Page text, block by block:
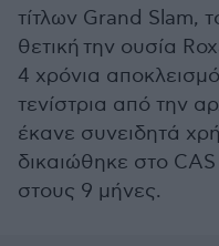
τίτλων Grand Slam,
θετική την ουσία
4 χρόνια
τενίστρια από την
έκανε συνειδητά
δικαιώθηκε στο
στους 9 μήνες.